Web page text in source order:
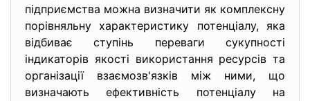
підприємства можна визначити як комплексну
порівняльну характеристику потенціалу, яка
відбиває ступінь переваги сукупності
індикаторів якості використання ресурсів та
організації взаємозв'язків між ними, що
визначають ефективність потенціалу на